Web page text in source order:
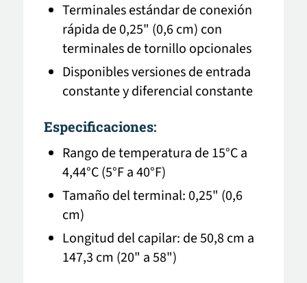
Terminales estándar de conexión
rápida de 0,25" (0,6 cm) con
terminales de tornillo opcionales
Disponibles versiones de entrada
constante y diferencial constante
Especificaciones:
Rango de temperatura de 15°C a
4,44°C (5°F a 40°F)
Tamaño del terminal: 0,25" (0,6
cm)
Longitud del capilar: de 50,8 cm a
147,3 cm (20" a 58")